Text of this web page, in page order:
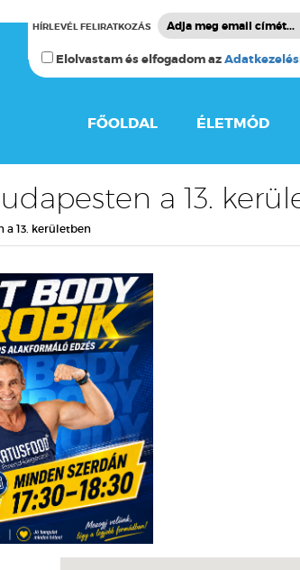
HÍRLEVÉL FELIRATKOZÁS
Elolvastam és elfogadom az
FŐOLDAL ÉLETMÓD
a 13.
a 13. kerületben